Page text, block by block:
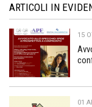
ARTICOLI IN
15
01